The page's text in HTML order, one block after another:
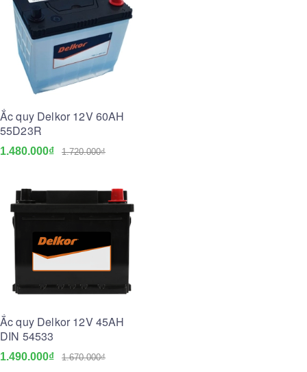
Ắc quy Delkor 12V 60AH
55D23R
1.480.000₫ 1.720.000₫
Ắc quy Delkor 12V 45AH
DIN 54533
1.490.000₫ 1.670.000₫